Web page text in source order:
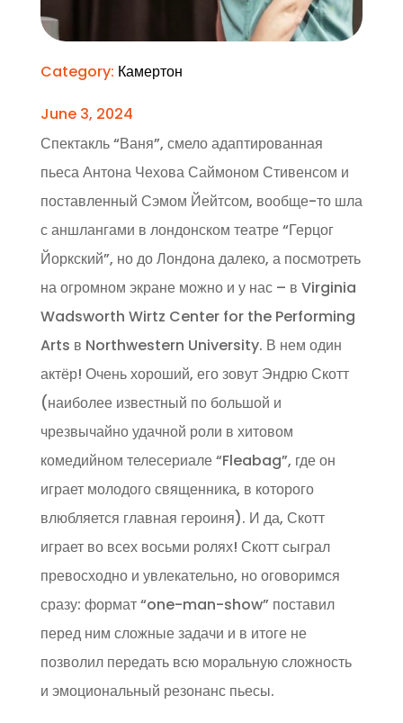
Category: Камертон
June 3, 2024
Спектакль “Ваня”, смело адаптированная
пьеса Антона Чехова Саймоном Стивенсом и
поставленный Сэмом Йейтсом, вообще-то шла
с аншлангами в лондонском театре “Герцог
Йоркский”, но до Лондона далеко, а посмотреть
на огромном экране можно и у нас – в Virginia
Wadsworth Wirtz Center for the Performing
Arts в Northwestern University. В нем один
актёр! Очень хороший, его зовут Эндрю Скотт
(наиболее известный по большой и
чрезвычайно удачной роли в хитовом
комедийном телесериале “Fleabag”, где он
играет молодого священника, в которого
влюбляется главная героиня). И да, Скотт
играет во всех восьми ролях! Скотт сыграл
превосходно и увлекательно, но оговоримся
сразу: формат “one-man-show” поставил
перед ним сложные задачи и в итоге не
позволил передать всю моральную сложность
и эмоциональный резонанс пьесы.